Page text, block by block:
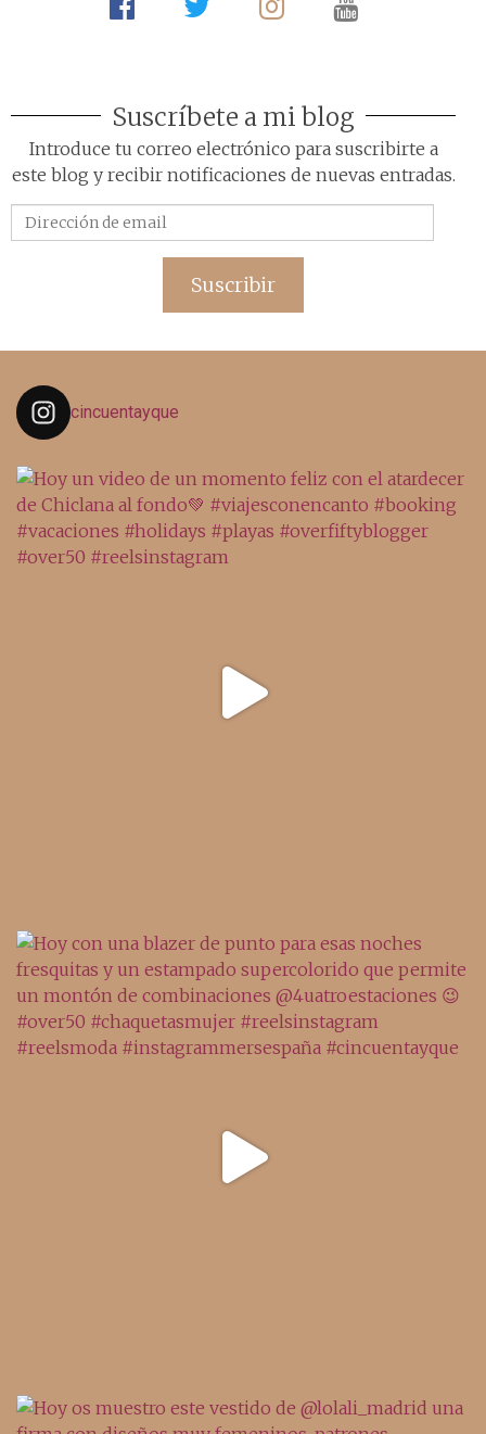
Suscríbete a mi blog
Introduce tu correo electrónico para suscribirte a
este blog y recibir notificaciones de nuevas entradas.
de
Suscribir
cincuentayque